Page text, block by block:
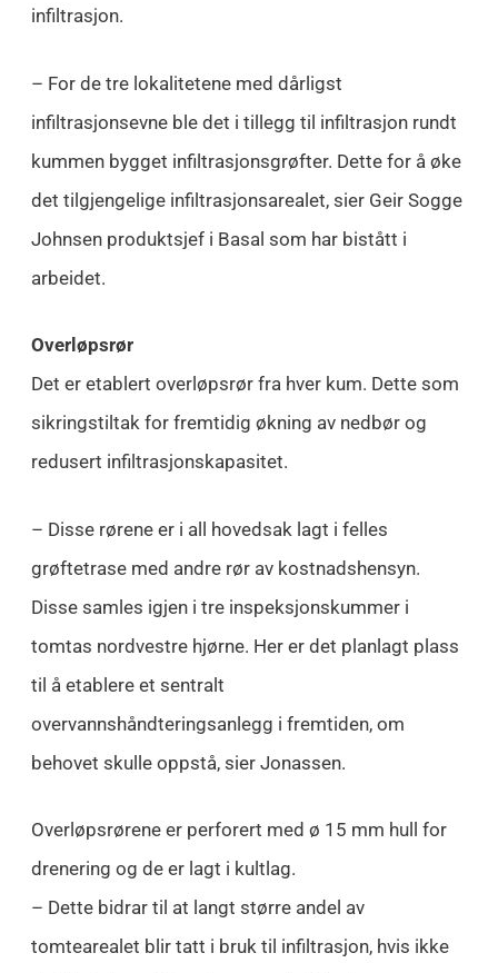
infiltrasjon.
– For de tre lokalitetene med dårligst
infiltrasjonsevne ble det i tillegg til infiltrasjon rundt
kummen bygget infiltrasjonsgrøfter. Dette for å øke
det tilgjengelige infiltrasjonsarealet, sier Geir Sogge
Johnsen produktsjef i Basal som har bistått i
arbeidet.
Overløpsrør
Det er etablert overløpsrør fra hver kum. Dette som
sikringstiltak for fremtidig økning av nedbør og
redusert infiltrasjonskapasitet.
– Disse rørene er i all hovedsak lagt i felles
grøftetrase med andre rør av kostnadshensyn.
Disse samles igjen i tre inspeksjonskummer i
tomtas nordvestre hjørne. Her er det planlagt plass
til å etablere et sentralt
overvannshåndteringsanlegg i fremtiden, om
behovet skulle oppstå, sier Jonassen.
Overløpsrørene er perforert med ø 15 mm hull for
drenering og de er lagt i kultlag.
– Dette bidrar til at langt større andel av
tomtearealet blir tatt i bruk til infiltrasjon, hvis ikke